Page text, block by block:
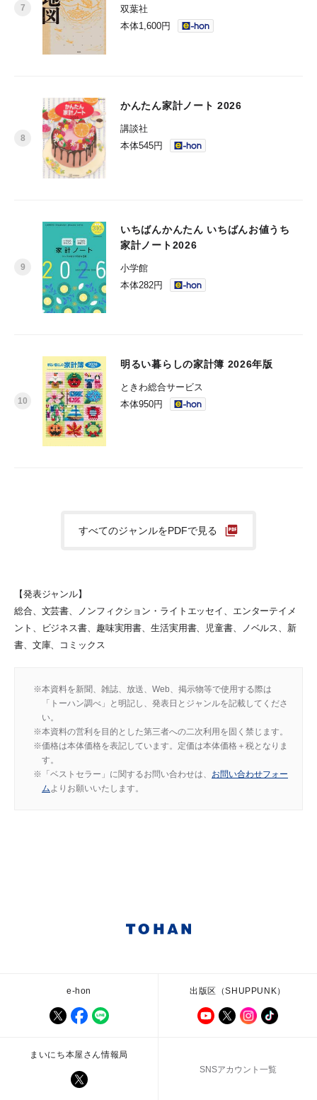
双葉社
本体1,600円
かんたん家計ノート 2026
講談社
本体545円
いちばんかんたん いちばんお値うち
家計ノート2026
小学館
本体282円
明るい暮らしの家計簿 2026年版
ときわ総合サービス
本体950円
すべてのジャンルをPDFで見る
【発表ジャンル】
総合、文芸書、ノンフィクション・ライトエッセイ、エンターテイメ
ント、ビジネス書、趣味実用書、生活実用書、児童書、ノベルス、新
書、文庫、コミックス
本資料を新聞、雑誌、放送、Web、掲示物等で使用する際は
「トーハン調べ」と明記し、発表日とジャンルを記載してくださ
い。
本資料の営利を目的とした第三者への二次利用を固く禁じます。
価格は本体価格を表記しています。定価は本体価格＋税となりま
す。
「ベストセラー」に関するお問い合わせは、 お問い合わせフォー
ムよりお願いいたします。
e-hon 出版区（SHUPPUNK）
まいにち本屋さん情報局
SNSアカウント一覧